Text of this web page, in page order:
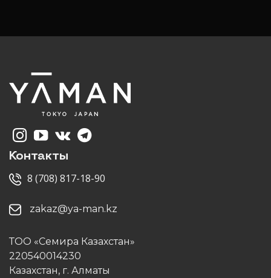
Контакты
8 (708) 817-18-90
zakaz@ya-man.kz
ТОО «Семира Казахстан»
220540014230
Казахстан, г. Алматы